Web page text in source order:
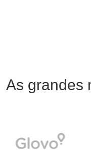
As grandes